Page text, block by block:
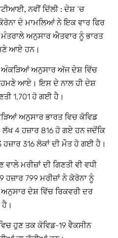
ਨਵੀਂ ਦਿੱਲੀ :ਦੇਸ਼ ‘ਚ
ਦੇ ਮਾਮਲਿਆਂ ਨੇ ਇਕ ਵਾਰ ਫਿਰ
ਅਨੁਸਾਰ ਐਤਵਾਰ ਨੂੰ ਭਾਰਤ
ਆਏ ਹਨ।
ਅੰਕੜਿਆਂ ਅਨੁਸਾਰ ਅੱਜ ਦੇਸ਼ ਵਿੱਚ
ਆਏ। ਇਸ ਦੇ ਨਾਲ ਹੀ ਦੇਸ਼
1,701 ਹੋ ਗਈ ਹੈ।
ਅਨੁਸਾਰ ਭਾਰਤ ਵਿਚ ਕੋਵਿਡ
4 ਹਜ਼ਾਰ 816 ਹੋ ਗਏ ਹਨ ਜਦੋਂਕਿ
316 ਲੋਕਾਂ ਦੀ ਮੌਤ ਹੋ ਗਈ ਹੈ।
ਮਰੀਜ਼ਾਂ ਦੀ ਗਿਣਤੀ ਵੀ ਵਧੀ
799 ਮਰੀਜ਼ਾਂ ਨੇ ਕੋਰੋਨਾ ਨੂੰ
ਦੇਸ਼ ਵਿੱਚ ਰਿਕਵਰੀ ਦਰ
ਹੁਣ ਤਕ ਕੋਵਿਡ-19 ਵੈਕਸੀਨ